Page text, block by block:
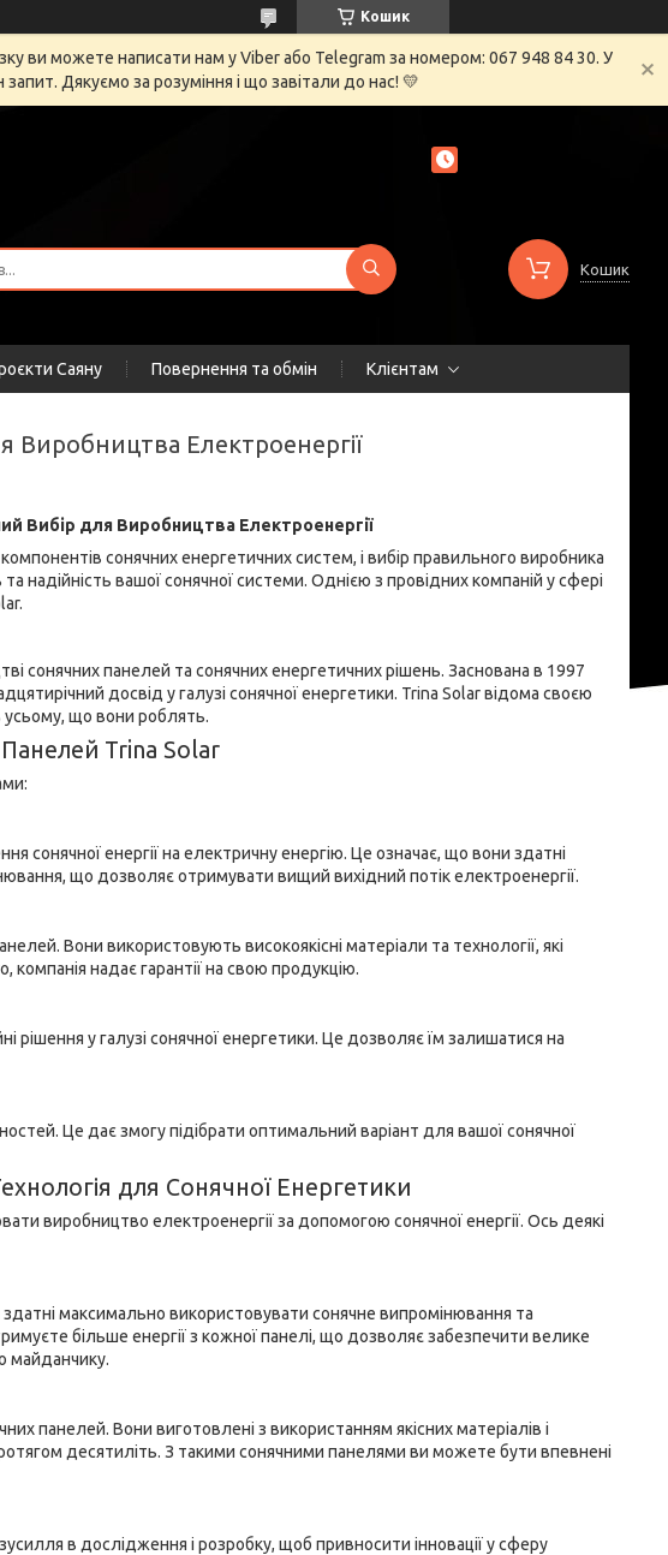
Кошик
ви можете написати нам у Viber або Telegram за номером: 067 948 84 30. У
Дякуємо за розуміння і що завітали до нас! 💛
Кошик
Саяну Повернення та обмін Клієнтам
Виробництва Електроенергії
Вибір для Виробництва Електроенергії
сонячних енергетичних систем, і вибір правильного виробника
надійність вашої сонячної системи. Однією з провідних компаній у сфері
сонячних панелей та сонячних енергетичних рішень. Заснована в 1997
досвід у галузі сонячної енергетики. Trina Solar відома своєю
усьому, що вони роблять.
Trina Solar
сонячної енергії на електричну енергію. Це означає, що вони здатні
що дозволяє отримувати вищий вихідний потік електроенергії.
Вони використовують високоякісні матеріали та технології, які
надає гарантії на свою продукцію.
рішення у галузі сонячної енергетики. Це дозволяє їм залишатися на
Це дає змогу підібрати оптимальний варіант для вашої сонячної
для Сонячної Енергетики
виробництво електроенергії за допомогою сонячної енергії. Ось деякі
максимально використовувати сонячне випромінювання та
більше енергії з кожної панелі, що дозволяє забезпечити велике
майданчику.
панелей. Вони виготовлені з використанням якісних матеріалів і
десятиліть. З такими сонячними панелями ви можете бути впевнені
в дослідження і розробку, щоб привносити інновації у сферу